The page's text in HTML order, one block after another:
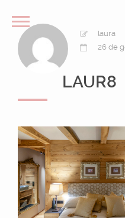
laura
26 de
LAUR8